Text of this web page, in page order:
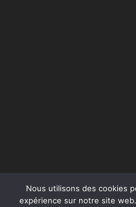
Nous utilisons des cookies
expérience sur notre site